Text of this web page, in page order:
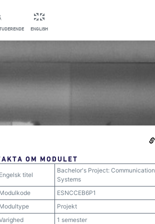
ENGLISH
OM MODULET
titel
Bachelor's Project: Communication
Systems
ESNCCEB6P1
Projekt
1 semester